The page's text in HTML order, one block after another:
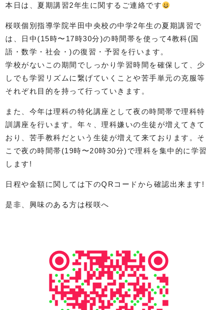
本日は、夏期講習2年生に関するご連絡です
桜咲個別指導学院半田中央校の中学2年生の夏期講習で
は、日中(15時〜17時30分)の時間帯を使って4教科(国
語・数学・社会・)の復習・予習を行います。
学校がないこの期間でしっかり学習時間を確保して、少
しでも学習リズムに繋げていくことや苦手単元の克服等
それぞれ目的を持って行っていきます。
また、今年は理科の特化講座として夜の時間帯で理科特
訓講座を行います。年々、理科嫌いの生徒が増えてきて
おり、苦手教科だという生徒が増えて来ております。そ
こで夜の時間帯(19時〜20時30分)で理科を集中的に学習
します!
日程や金額に関しては下のQRコードから確認出来ます!
是非、興味のある方は桜咲へ